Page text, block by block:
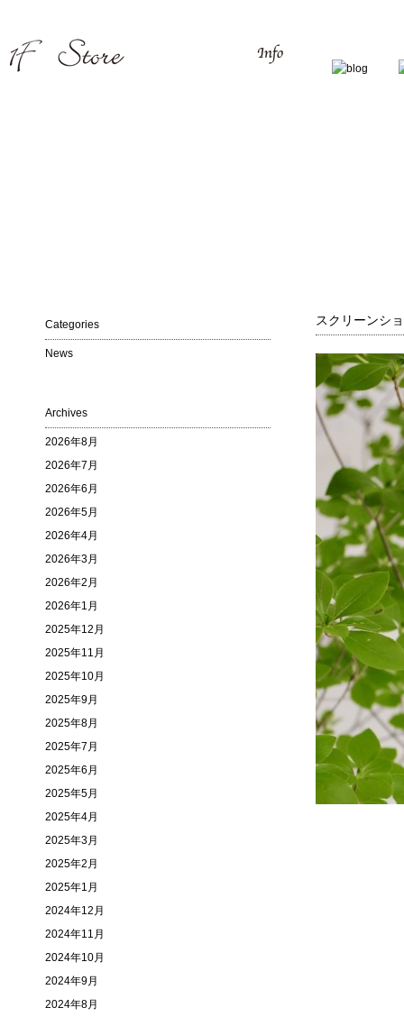
スクリーンシ
Categories
News
Archives
2026年8月
2026年7月
2026年6月
2026年5月
2026年4月
2026年3月
2026年2月
2026年1月
2025年12月
2025年11月
2025年10月
2025年9月
2025年8月
2025年7月
2025年6月
2025年5月
2025年4月
2025年3月
2025年2月
2025年1月
2024年12月
2024年11月
2024年10月
2024年9月
2024年8月